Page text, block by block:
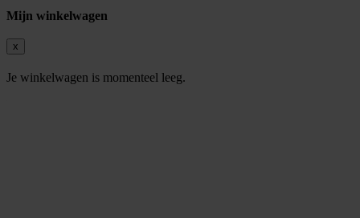
Mijn winkelwagen
x
Je winkelwagen is momenteel leeg.